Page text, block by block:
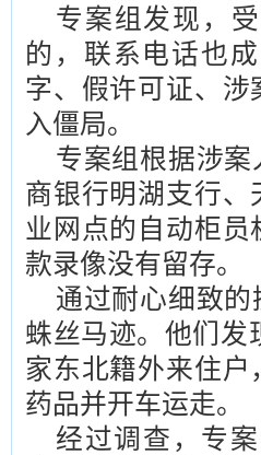
专案组发现，
的，联系电话也
字、假许可证、
入僵局。
专案组根据涉
商银行明湖支行
业网点的自动柜
款录像没有留存。
通过耐心细致
蛛丝马迹。他们发
家东北籍外来住
药品并开车运走。
经过调查，专